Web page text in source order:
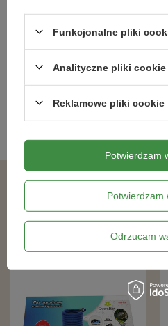
Green Star
21,89 zł
Kategorie powiązane
Funkcjonalne pliki
Analityczne pliki cookie
Reklamowe pliki cookie
Potwierdzam
Odrzucam
Potwierdzam